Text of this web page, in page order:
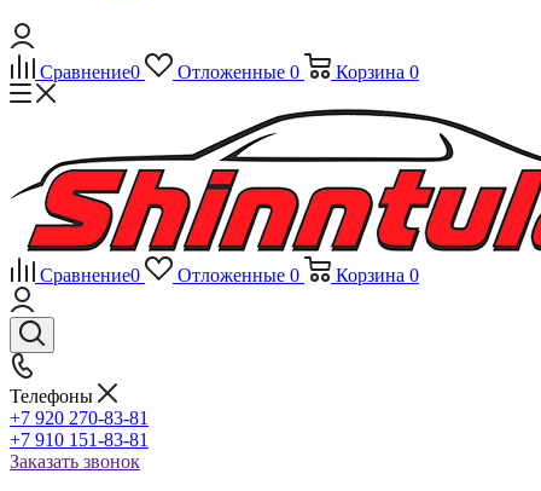
Сравнение0 Отложенные 0 Корзина 0
Сравнение0 Отложенные 0 Корзина 0
Телефоны
+7 920 270-83-81
+7 910 151-83-81
Заказать звонок